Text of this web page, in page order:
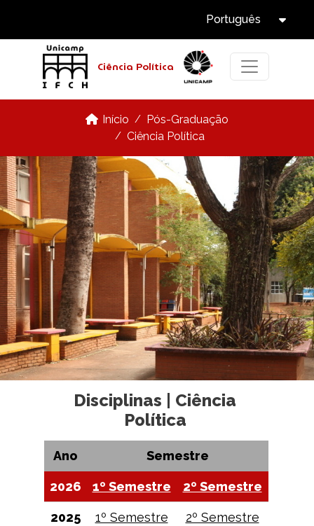
Select
Português
Ciência Política
Início
Pós-Graduação
Ciência Política
Disciplinas | Ciência
Política
Ano Semestre
2026 1º Semestre 2º Semestre
2025 1º Semestre 2º Semestre